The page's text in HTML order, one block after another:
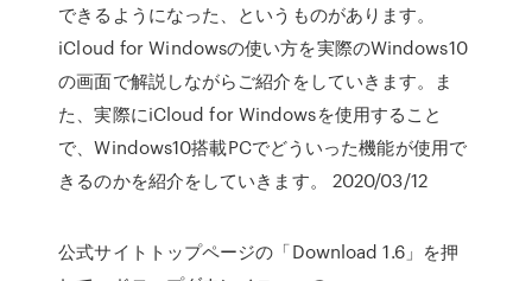
できるようになった、というものがあります。
iCloud for Windowsの使い方を実際のWindows10
の画面で解説しながらご紹介をしていきます。ま
た、実際にiCloud for Windowsを使用すること
で、Windows10搭載PCでどういった機能が使用で
きるのかを紹介をしていきます。 2020/03/12
公式サイトトップページの「Download 1.6」を押